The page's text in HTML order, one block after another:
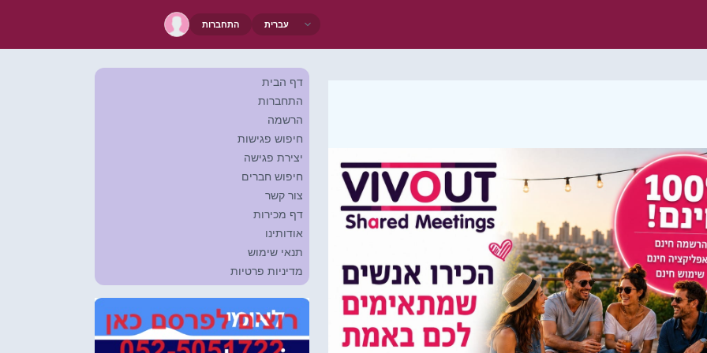
התחברות
דף הבית
התחברות
הרשמה
חיפוש פגישות
יצירת פגישה
חיפוש חברים
צור קשר
דף מכירות
אודותינו
תנאי שימוש
מדיניות פרטיות